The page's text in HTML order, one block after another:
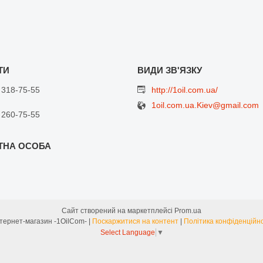
75-55
75-55
http://1oil.com.ua/
1oil.com.ua.Kiev@gmail.com
Сайт створений на маркетплейсі Prom.ua
Поскаржитися на контент
Політика
Select Language ▼